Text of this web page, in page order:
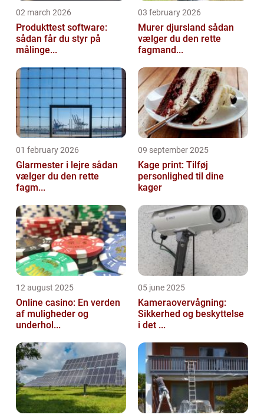
02 march 2026
Produkttest software:
sådan får du styr på
målinge...
03 february 2026
Murer djursland sådan
vælger du den rette
fagmand...
01 february 2026
Glarmester i lejre sådan
vælger du den rette
fagm...
09 september 2025
Kage print: Tilføj
personlighed til dine
kager
12 august 2025
Online casino: En verden
af muligheder og
underhol...
05 june 2025
Kameraovervågning:
Sikkerhed og beskyttelse
i det ...